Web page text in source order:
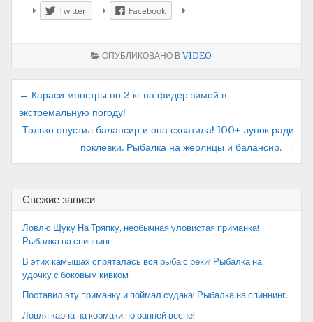
Twitter Facebook
ОПУБЛИКОВАНО В VIDEO
Навигация
по
записям
← Караси монстры по 2 кг на фидер зимой в
экстремальную погоду!
Только опустил балансир и она схватила! 100+ лунок ради
поклевки. Рыбалка на жерлицы и балансир. →
Свежие записи
Ловлю Щуку На Тряпку, необычная уловистая приманка!
Рыбалка на спиннинг.
В этих камышах спряталась вся рыба с реки! Рыбалка на
удочку с боковым кивком
Поставил эту приманку и поймал судака! Рыбалка на спиннинг.
Ловля карпа на кормаки по ранней весне!